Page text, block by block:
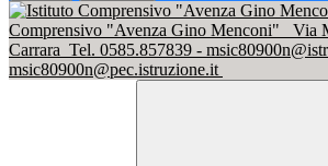
Comprensivo "Avenza Gino Menconi"
Via
Carrara Tel. 0585.857839 -
msic80900n@pec.istruzione.it